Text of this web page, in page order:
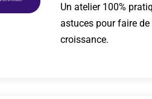
Un atelier 100%
astuces pour faire
croissance.